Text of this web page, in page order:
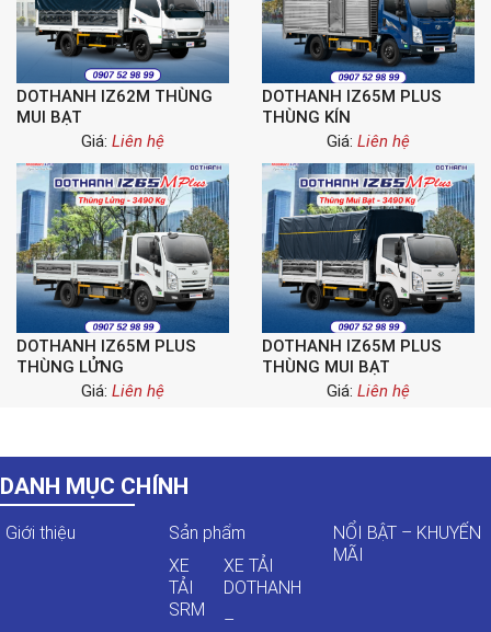
DOTHANH IZ62M THÙNG
MUI BẠT
Giá: Liên hệ
DOTHANH IZ65M PLUS
THÙNG KÍN
Giá: Liên hệ
DOTHANH IZ65M PLUS
THÙNG LỬNG
Giá: Liên hệ
DOTHANH IZ65M PLUS
THÙNG MUI BẠT
Giá: Liên hệ
DANH MỤC CHÍNH
Giới thiệu
Sản phẩm
XE
TẢI
SRM
XE TẢI
DOTHANH
–
NỔI BẬT – KHUYẾN
MÃI